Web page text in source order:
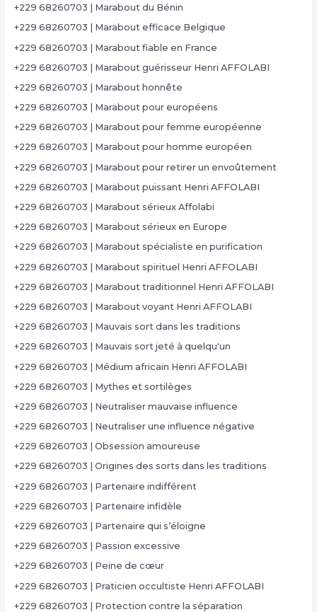
+229 68260703 | Marabout du Bénin
+229 68260703 | Marabout efficace Belgique
+229 68260703 | Marabout fiable en France
+229 68260703 | Marabout guérisseur Henri AFFOLABI
+229 68260703 | Marabout honnête
+229 68260703 | Marabout pour européens
+229 68260703 | Marabout pour femme européenne
+229 68260703 | Marabout pour homme européen
+229 68260703 | Marabout pour retirer un envoûtement
+229 68260703 | Marabout puissant Henri AFFOLABI
+229 68260703 | Marabout sérieux Affolabi
+229 68260703 | Marabout sérieux en Europe
+229 68260703 | Marabout spécialiste en purification
+229 68260703 | Marabout spirituel Henri AFFOLABI
+229 68260703 | Marabout traditionnel Henri AFFOLABI
+229 68260703 | Marabout voyant Henri AFFOLABI
+229 68260703 | Mauvais sort dans les traditions
+229 68260703 | Mauvais sort jeté à quelqu'un
+229 68260703 | Médium africain Henri AFFOLABI
+229 68260703 | Mythes et sortilèges
+229 68260703 | Neutraliser mauvaise influence
+229 68260703 | Neutraliser une influence négative
+229 68260703 | Obsession amoureuse
+229 68260703 | Origines des sorts dans les traditions
+229 68260703 | Partenaire indifférent
+229 68260703 | Partenaire infidèle
+229 68260703 | Partenaire qui s’éloigne
+229 68260703 | Passion excessive
+229 68260703 | Peine de cœur
+229 68260703 | Praticien occultiste Henri AFFOLABI
+229 68260703 | Protection contre la séparation